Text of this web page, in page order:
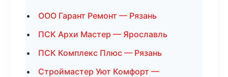
ООО Гарант Ремонт — Рязань
ПСК Архи Мастер — Ярославль
ПСК Комплекс Плюс — Рязань
Строймастер Уют Комфорт —